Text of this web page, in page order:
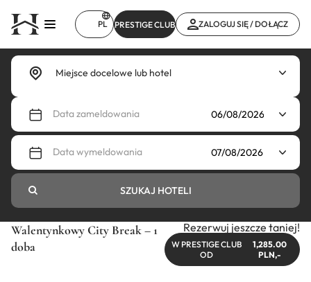
treści
PL PRESTIGE CLUB ZALOGUJ SIĘ / DOŁĄCZ
Data zameldowania
Data wymeldowania
SZUKAJ HOTELI
Walentynkowy City Break – 1
doba
Rezerwuj jeszcze taniej!
W PRESTIGE CLUB
OD
1,285.00
PLN,-